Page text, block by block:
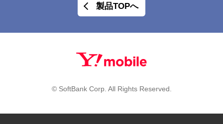
製品TOPへ
© SoftBank Corp. All Rights Reserved.